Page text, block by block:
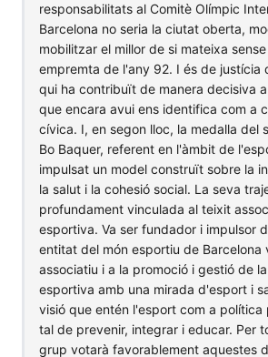
responsabilitats al Comitè Olímpic
Barcelona no seria la ciutat oberta,
mobilitzar el millor de si mateixa
empremta de l'any 92. I és de justícia
qui ha contribuït de manera decisiva
que encara avui ens identifica com a
cívica. I, en segon lloc, la medalla del
Bo Baquer, referent en l'àmbit de
impulsat un model construït sobre la
la salut i la cohesió social. La seva
profundament vinculada al teixit
esportiva. Va ser fundador i impulsor
entitat del món esportiu de Barcelona
associatiu i a la promoció i gestió de
esportiva amb una mirada d'esport i
visió que entén l'esport com a política
tal de prevenir, integrar i educar. Per
grup votarà favorablement aquestes